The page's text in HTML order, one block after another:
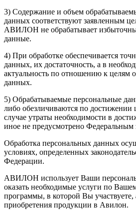
3) Содержание и объем
данных соответствуют заявленным
АВИЛОН не обрабатывает
данные.
4) При обработке обеспечивается
данных, их достаточность, а в
актуальность по отношению к целям
данных.
5) Обрабатываемые персональные
либо обезличиваются по достижении
случае утраты необходимости в
иное не предусмотрено Федеральным
Обработка персональных данных
условиях, определенных
Федерации.
АВИЛОН использует Ваши
оказать необходимые услуги по
программы, в которой Вы участвуете,
приобретения продукции в Авилон.